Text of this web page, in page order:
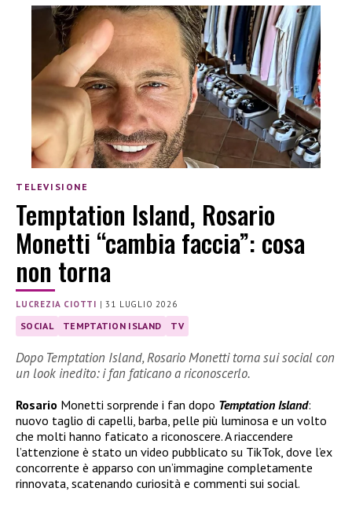
TELEVISIONE
Temptation Island, Rosario
Monetti “cambia faccia”: cosa
non torna
LUCREZIA CIOTTI |31 LUGLIO 2026
SOCIAL TEMPTATION ISLAND TV
Dopo Temptation Island, Rosario Monetti torna sui social con
un look inedito: i fan faticano a riconoscerlo.
Rosario Monetti sorprende i fan dopo Temptation Island:
nuovo taglio di capelli, barba, pelle più luminosa e un volto
che molti hanno faticato a riconoscere. A riaccendere
l’attenzione è stato un video pubblicato su TikTok, dove l’ex
concorrente è apparso con un’immagine completamente
rinnovata, scatenando curiosità e commenti sui social.